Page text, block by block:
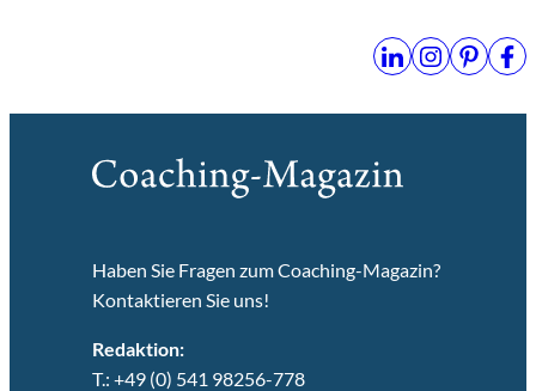
Haben Sie Fragen zum Coaching-Magazin?
Kontaktieren Sie uns!
Redaktion:
T.: +49 (0) 541 98256-778